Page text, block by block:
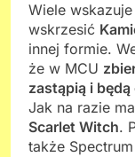
Wiele
wskrzesić
innej formie.
że w MCU
zastąpią i będą
Jak na razie
Scarlet Witch.
także